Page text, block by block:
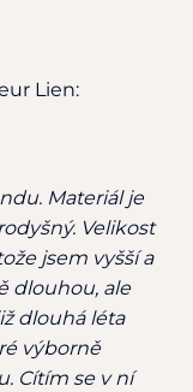
Lien:
Materiál je
Velikost
jsem vyšší a
dlouhou, ale
dlouhá léta
výborně
Cítím se v ní